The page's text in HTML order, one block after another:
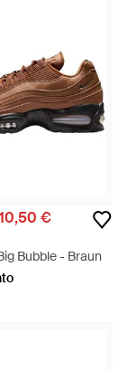
€
Bubble - Braun